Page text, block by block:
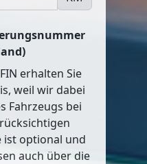
erhalten Sie
weil wir dabei
Fahrzeugs bei
ist optional und
auch über die